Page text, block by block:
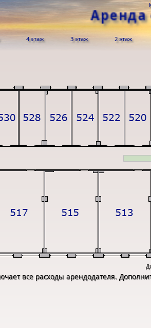
4 этаж 3 этаж 2 этаж
все расходы арендодателя.